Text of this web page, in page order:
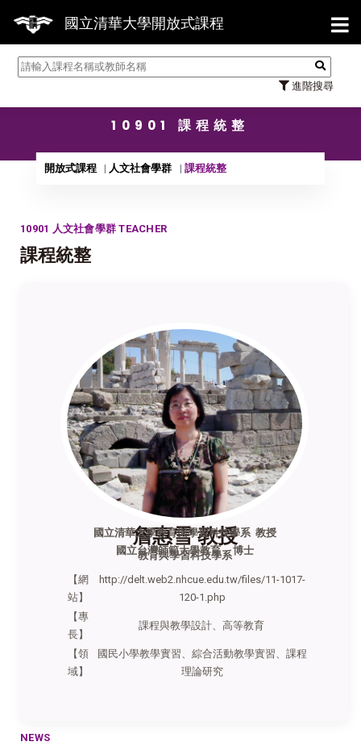
國立清華大學開放式課程
進階搜尋
【
10901 課程統整
開放式課程 人文社會學群 課程統整
10901 人文社會學群 TEACHER
課程統整
詹惠雪 教授
教育與學習科技學系
國立清華大學教育與學習科技學系 教授
國立台灣師範大學教育 博士
【網
站】
http://delt.web2.nhcue.edu.tw/files/11-1017-
120-1.php
【專
長】
課程與教學設計、高等教育
【領
域】
國民小學教學實習、綜合活動教學實習、課程
理論研究
NEWS